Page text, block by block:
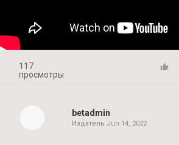
117
просмотры
betadmin
Издатель Jun 14, 2022